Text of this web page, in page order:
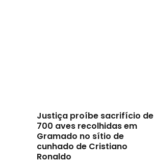
Justiça proíbe sacrifício de
700 aves recolhidas em
Gramado no sítio de
cunhado de Cristiano
Ronaldo